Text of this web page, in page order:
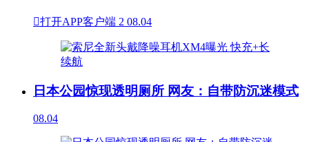
打开APP客户端 2 08.04
日本公园惊现透明厕所 网友：自带防沉迷模式
08.04